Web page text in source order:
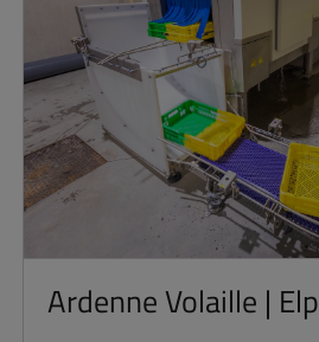
Ardenne Volaille |